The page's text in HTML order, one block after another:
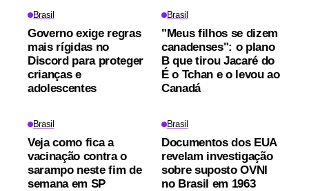
Brasil
Governo exige regras
mais rígidas no
Discord para proteger
crianças e
adolescentes
Brasil
"Meus filhos se dizem
canadenses": o plano
B que tirou Jacaré do
É o Tchan e o levou ao
Canadá
Brasil
Veja como fica a
vacinação contra o
sarampo neste fim de
semana em SP
Brasil
Documentos dos EUA
revelam investigação
sobre suposto OVNI
no Brasil em 1963